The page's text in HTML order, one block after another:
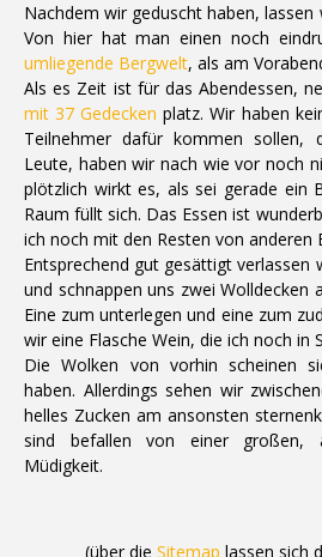
Nachdem wir geduscht haben, lassen
Von hier hat man einen noch
umliegende Bergwelt, als am
Als es Zeit ist für das Abendessen,
mit 37 Gedecken platz. Wir haben
Teilnehmer dafür kommen sollen,
Leute, haben wir nach wie vor noch
plötzlich wirkt es, als sei gerade ein
Raum füllt sich. Das Essen ist
ich noch mit den Resten von anderen
Entsprechend gut gesättigt verlassen
und schnappen uns zwei Wolldecken
Eine zum unterlegen und eine zum
wir eine Flasche Wein, die ich noch in
Die Wolken von vorhin scheinen
haben. Allerdings sehen wir
helles Zucken am ansonsten
sind befallen von einer großen,
Müdigkeit.
(über die Sitemap lassen sich